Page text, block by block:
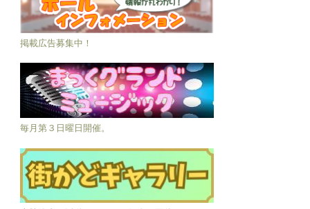
掲載広告募集中！
毎月第３日曜日開催。